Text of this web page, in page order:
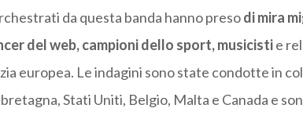
da questa banda hanno presodi mira
del web, campioni dello sport, musicistie
europea. Le indagini sono state condotte in
Stati Uniti, Belgio, Malta e Canada e